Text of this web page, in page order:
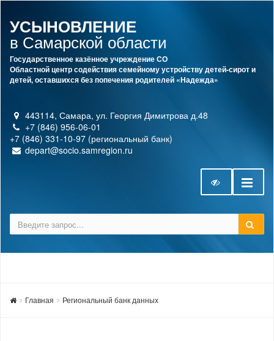
УСЫНОВЛЕНИЕ
в Самарской области
Государственное казённое учреждение СО
Областной центр содействия семейному устройству детей-сирот и
детей, оставшихся без попечения родителей «Надежда»
443114, Самара, ул. Георгия Димитрова д.48
+7 (846) 956-06-01
+7 (846) 331-10-97 (региональный банк)
depart@socio.samregion.ru
Главная Региональный банк данных